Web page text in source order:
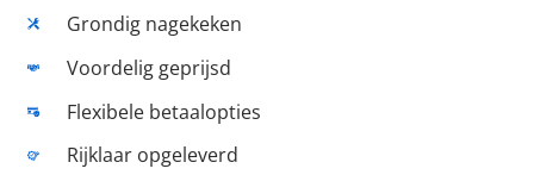
Grondig nagekeken
Voordelig geprijsd
Flexibele betaalopties
Rijklaar opgeleverd